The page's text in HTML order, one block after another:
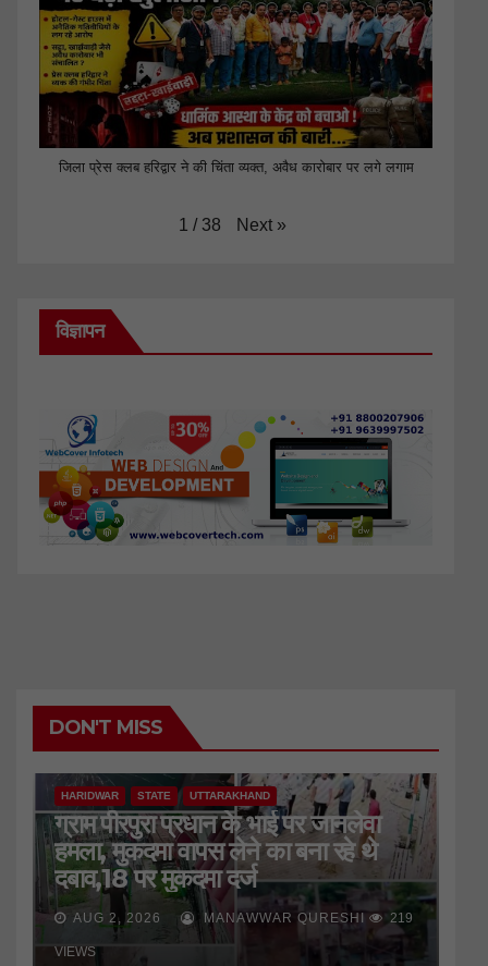
जिला प्रेस क्लब हरिद्वार ने की चिंता व्यक्त, अवैध कारोबार पर लगे लगाम
1 / 38 Next »
विज्ञापन
DON'T MISS
HARIDWAR STATE UTTARAKHAND
ग्राम पीरपुरा प्रधान के भाई पर जानलेवा
हमला, मुकदमा वापस लेने का बना रहे थे
दबाव,18 पर मुकदमा दर्ज
AUG 2, 2026 MANAWWAR QURESHI 219
VIEWS